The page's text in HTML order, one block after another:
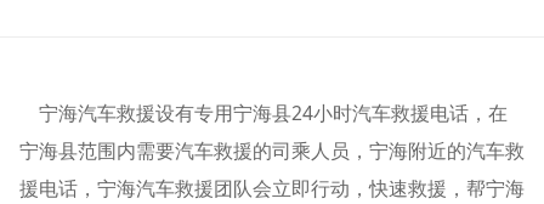
宁海汽车救援设有专用宁海县24小时汽车救援电话，在
宁海县范围内需要汽车救援的司乘人员，宁海附近的汽车救
援电话，宁海汽车救援团队会立即行动，快速救援，帮宁海